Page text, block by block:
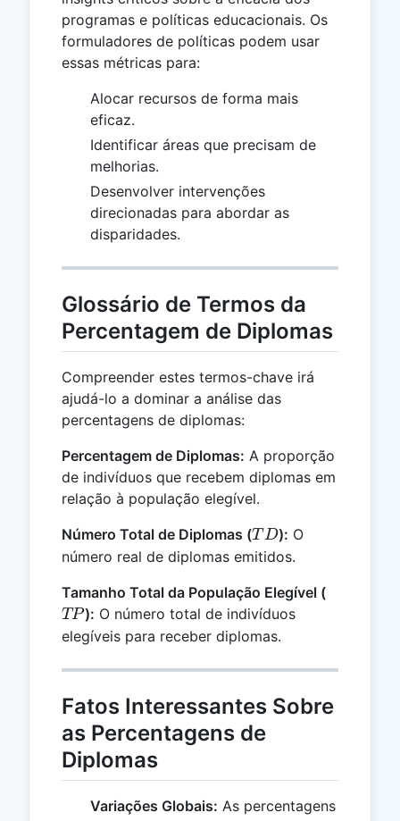
programas e políticas educacionais. Os
formuladores de políticas podem usar
essas métricas para:
Alocar recursos de forma mais
eficaz.
Identificar áreas que precisam de
melhorias.
Desenvolver intervenções
direcionadas para abordar as
disparidades.
Glossário de Termos da
Percentagem de Diplomas
Compreender estes termos-chave irá
ajudá-lo a dominar a análise das
percentagens de diplomas:
Percentagem de Diplomas: A proporção
de indivíduos que recebem diplomas em
relação à população elegível.
Número Total de Diplomas (TD
T D): O
número real de diplomas emitidos.
Tamanho Total da População Elegível (
TP): O número total de indivíduos
elegíveis para receber diplomas.
Fatos Interessantes Sobre
as Percentagens de
Diplomas
Variações Globais: As percentagens